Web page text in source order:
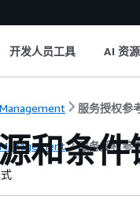
开发人员工具 AI 资源
服务授权参
服务授权参
和条